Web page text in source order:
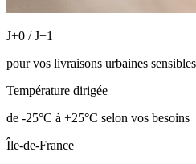
J+0 / J+1
pour vos livraisons urbaines sensibles
Température dirigée
de -25°C à +25°C selon vos besoins
Île-de-France